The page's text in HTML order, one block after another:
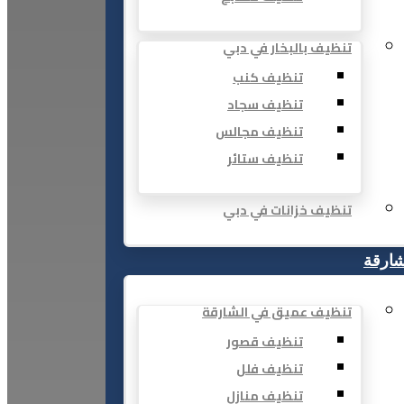
تنظيف بالبخار في دبي
تنظيف كنب
تنظيف سجاد
تنظيف مجالس
تنظيف ستائر
تنظيف خزانات في دبي
تنظيف عميق في الشارقة
تنظيف قصور
تنظيف فلل
تنظيف منازل